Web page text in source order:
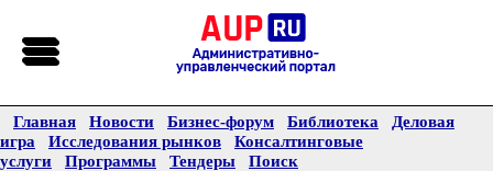
Главная Новости Бизнес-форум Библиотека
Деловая
игра
Исследования рынков
Консалтинговые
услуги
Программы Тендеры Поиск